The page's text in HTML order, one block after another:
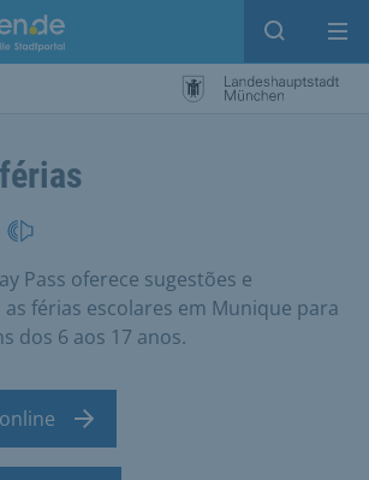
Open
Pass oferece sugestões e
férias escolares em Munique para
dos 6 aos 17 anos.